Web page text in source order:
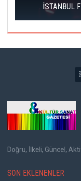
İSTANBUL
Doğru, İlkeli, Güncel,
SON EKLENENLER